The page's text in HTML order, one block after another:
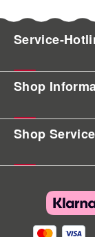
Service-
Shop
Shop Service